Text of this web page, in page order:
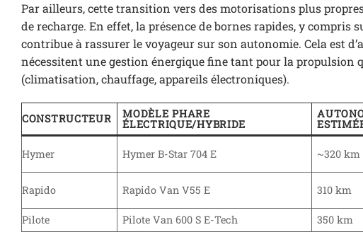
Par ailleurs, cette transition vers des motorisations plus
de recharge. En effet, la présence de bornes rapides, y
contribue à rassurer le voyageur sur son autonomie. Cela est
nécessitent une gestion énergique fine tant pour la
(climatisation, chauffage, appareils électroniques).
CONSTRUCTEUR MODÈLE PHARE
ÉLECTRIQUE/HYBRIDE
Hymer Hymer B-Star 704 E ~320 km
Rapido Rapido Van V55 E 310 km
Pilote
Pilote Van 600 S E-Tech 350 km